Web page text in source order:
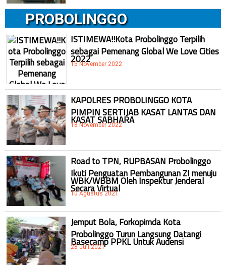
PROBOLINGGO
ISTIMEWA!!Kota Probolinggo Terpilih
sebagai Pemenang Global We Love Cities
2022
15 November 2022
KAPOLRES PROBOLINGGO KOTA
PIMPIN SERTIJAB KASAT LANTAS DAN
KASAT SABHARA
18 November 2022
Road to TPN, RUPBASAN Probolinggo
Ikuti Penguatan Pembangunan ZI menuju
WBK/WBBM Oleh Inspektur Jenderal
Secara Virtual
10 Agustus 2021
Jemput Bola, Forkopimda Kota
Probolinggo Turun Langsung Datangi
Basecamp PPKL Untuk Audensi
28 Juli 2021